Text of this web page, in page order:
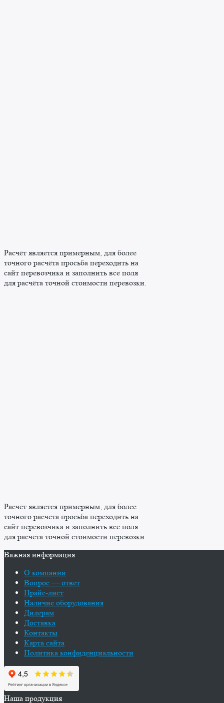
Расчёт является примерным, для более
точного расчёта просьба переходить на
сайт перевозчика и заполнить все поля
для расчёта точной стоимости перевозки.
Расчёт является примерным, для более
точного расчёта просьба переходить на
сайт перевозчика и заполнить все поля
для расчёта точной стоимости перевозки.
Важная информация
О компании
Вопрос — ответ
Прайс-лист
Наличие оборудования
Дилерам
Доставка
Контакты
Карта сайта
Политика конфиденциальности
Наша продукция